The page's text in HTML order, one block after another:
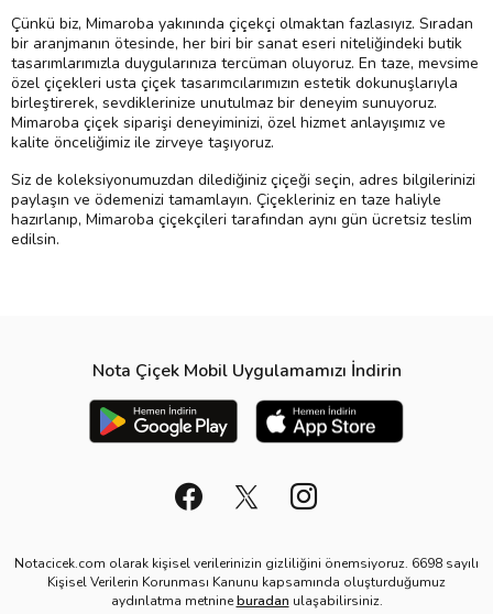
Çünkü biz, Mimaroba yakınında çiçekçi olmaktan fazlasıyız. Sıradan
bir aranjmanın ötesinde, her biri bir sanat eseri niteliğindeki butik
tasarımlarımızla duygularınıza tercüman oluyoruz. En taze, mevsime
özel çiçekleri usta çiçek tasarımcılarımızın estetik dokunuşlarıyla
birleştirerek, sevdiklerinize unutulmaz bir deneyim sunuyoruz.
Mimaroba çiçek siparişi deneyiminizi, özel hizmet anlayışımız ve
kalite önceliğimiz ile zirveye taşıyoruz.
Siz de koleksiyonumuzdan dilediğiniz çiçeği seçin, adres bilgilerinizi
paylaşın ve ödemenizi tamamlayın. Çiçekleriniz en taze haliyle
hazırlanıp, Mimaroba çiçekçileri tarafından aynı gün ücretsiz teslim
edilsin.
Nota Çiçek Mobil Uygulamamızı İndirin
Notacicek.com olarak kişisel verilerinizin gizliliğini önemsiyoruz. 6698 sayılı
Kişisel Verilerin Korunması Kanunu kapsamında oluşturduğumuz
aydınlatma metnineburadan ulaşabilirsiniz.